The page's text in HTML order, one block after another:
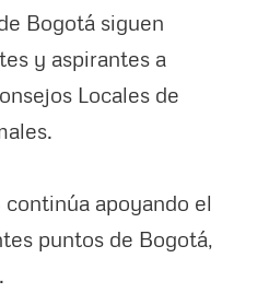
Bogotá siguen
y aspirantes a
Locales de
continúa apoyando el
puntos de Bogotá,